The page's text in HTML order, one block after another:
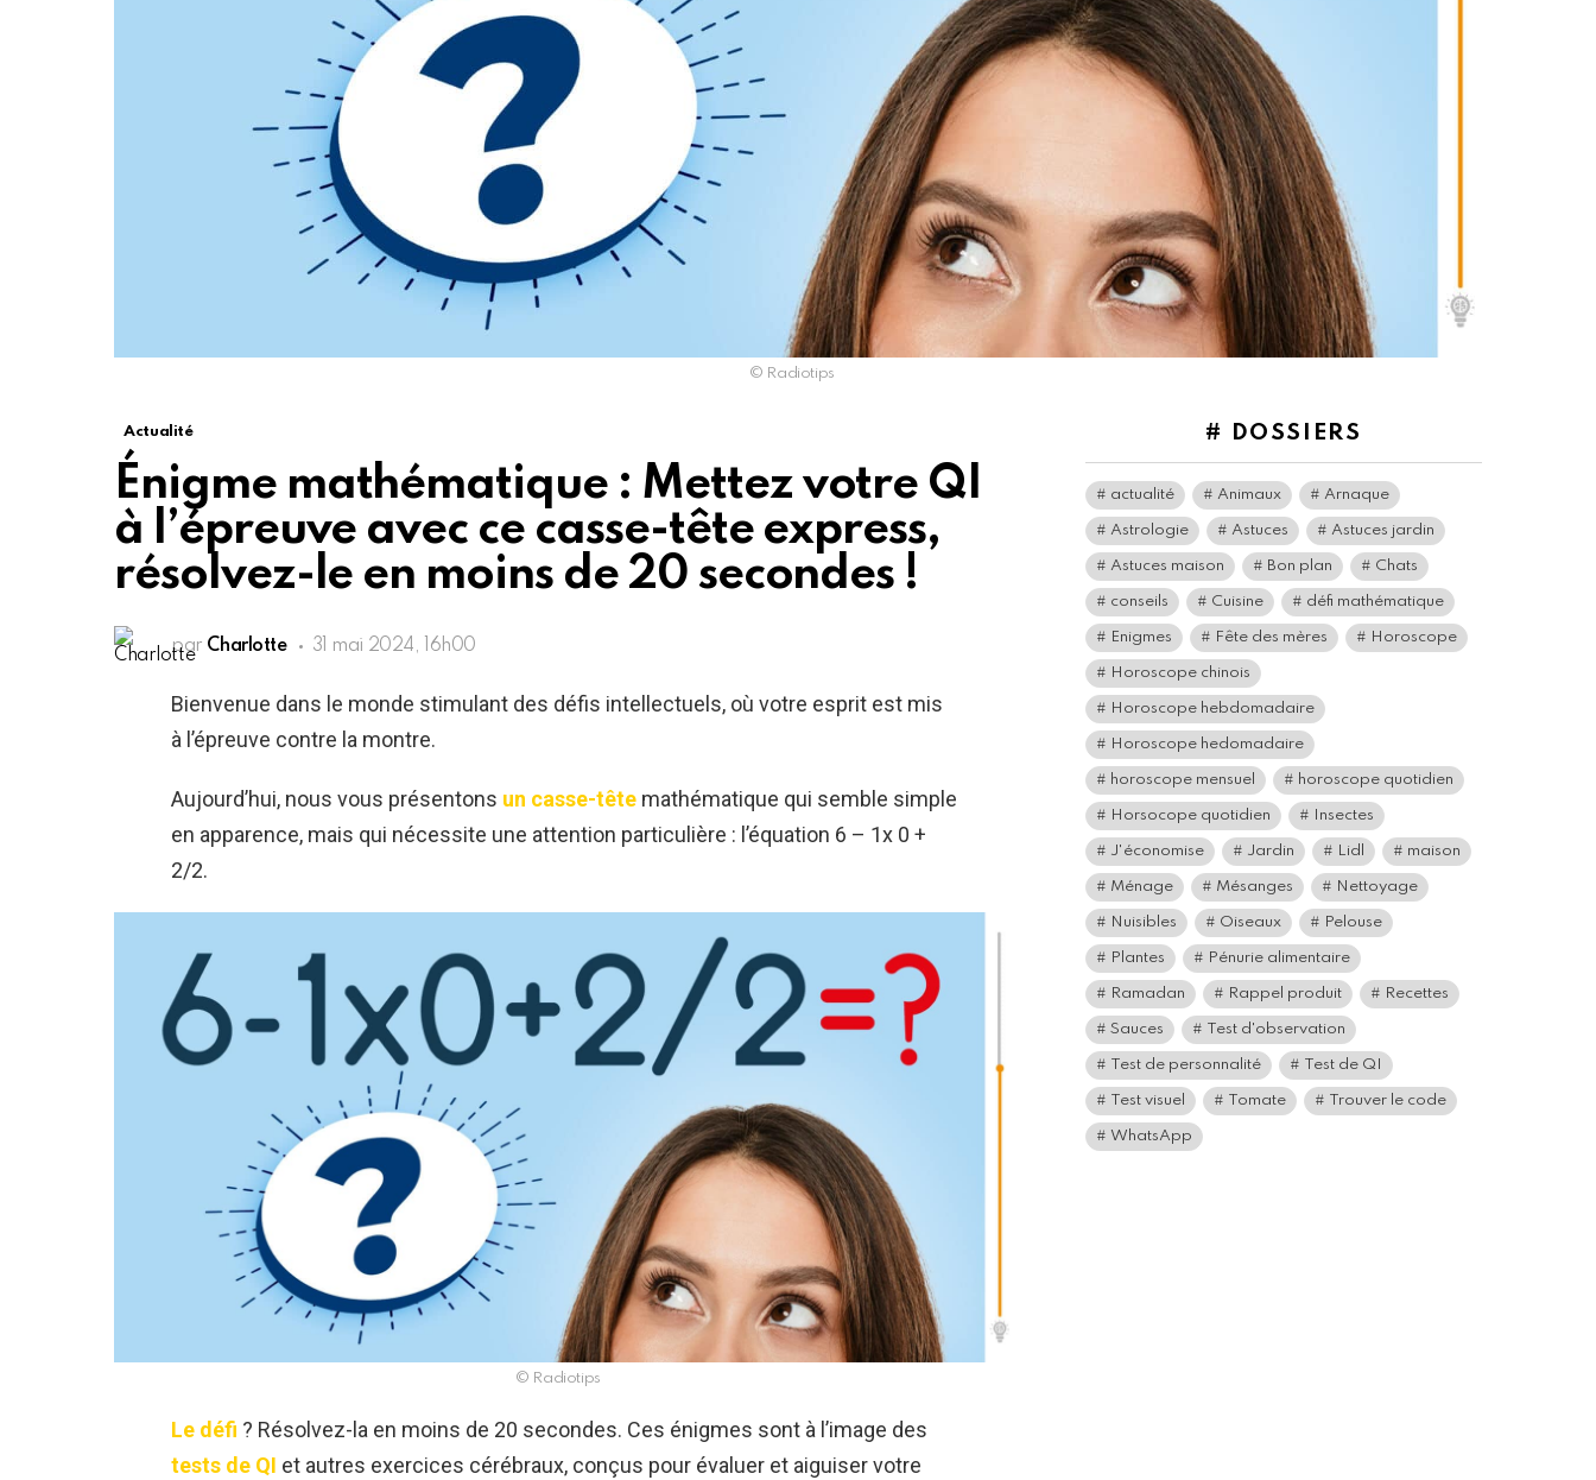
© Radiotips
Actualité
Énigme mathématique : Mettez votre QI
à l’épreuve avec ce casse-tête express,
résolvez-le en moins de 20 secondes !
par Charlotte 31 mai 2024, 16h00
Bienvenue dans le monde stimulant des défis intellectuels, où votre esprit est mis
à l’épreuve contre la montre.
Aujourd’hui, nous vous présentons un casse-tête mathématique qui semble simple
en apparence, mais qui nécessite une attention particulière : l’équation 6 – 1x 0 +
2/2.
© Radiotips
Le défi ? Résolvez-la en moins de 20 secondes. Ces énigmes sont à l’image des
tests de QI et autres exercices cérébraux, conçus pour évaluer et aiguiser votre
# DOSSIERS
actualité Animaux Arnaque
Astrologie Astuces Astuces jardin
Astuces maison Bon plan Chats
conseils Cuisine défi mathématique
Enigmes Fête des mères Horoscope
Horoscope chinois
Horoscope hebdomadaire
Horoscope hedomadaire
horoscope mensuel horoscope quotidien
Horsocope quotidien Insectes
J'économise Jardin Lidl maison
Ménage Mésanges Nettoyage
Nuisibles Oiseaux Pelouse
Plantes Pénurie alimentaire
Ramadan Rappel produit Recettes
Sauces Test d'observation
Test de personnalité Test de QI
Test visuel Tomate Trouver le code
WhatsApp